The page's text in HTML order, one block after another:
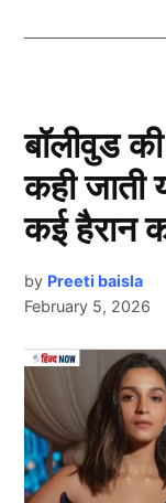
IND vs SA :
Ind Vs Sa
8 नवंबर से भारत
बॉलीवुड
कही जाती
कई हैरान
by Preeti baisla
February 5, 2026